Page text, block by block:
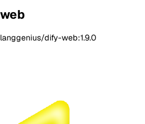
web
langgenius/dify-web:1.9.0